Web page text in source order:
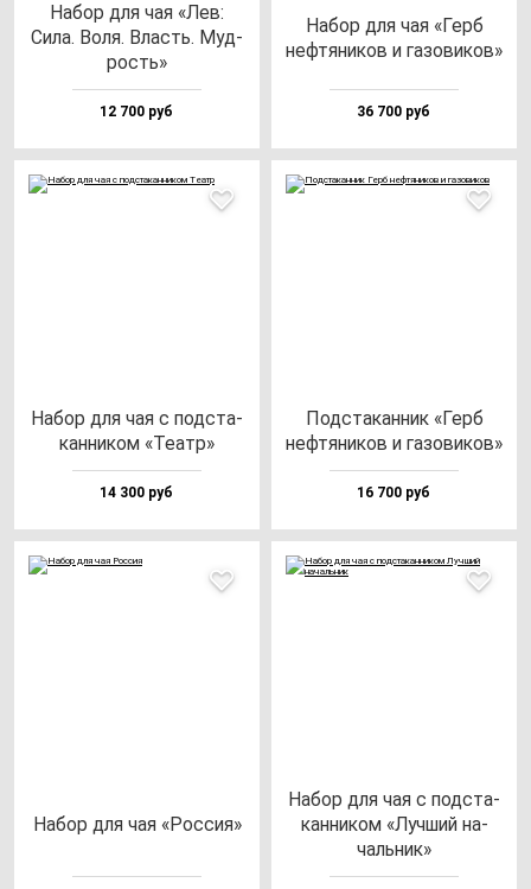
Набор для чая «Лев:
Сила. Воля. Власть. Муд­
рость»
12 700 руб
Набор для чая «Герб
неф­тя­ни­ков и га­зо­ви­ков»
36 700 руб
Набор для чая с под­ста­
кан­ни­ком «Театр»
14 300 руб
Под­ста­кан­ник «Герб
неф­тя­ни­ков и га­зо­ви­ков»
16 700 руб
Набор для чая «Рос­сия»
Набор для чая с под­ста­
кан­ни­ком «Луч­ший на­
чаль­ник»